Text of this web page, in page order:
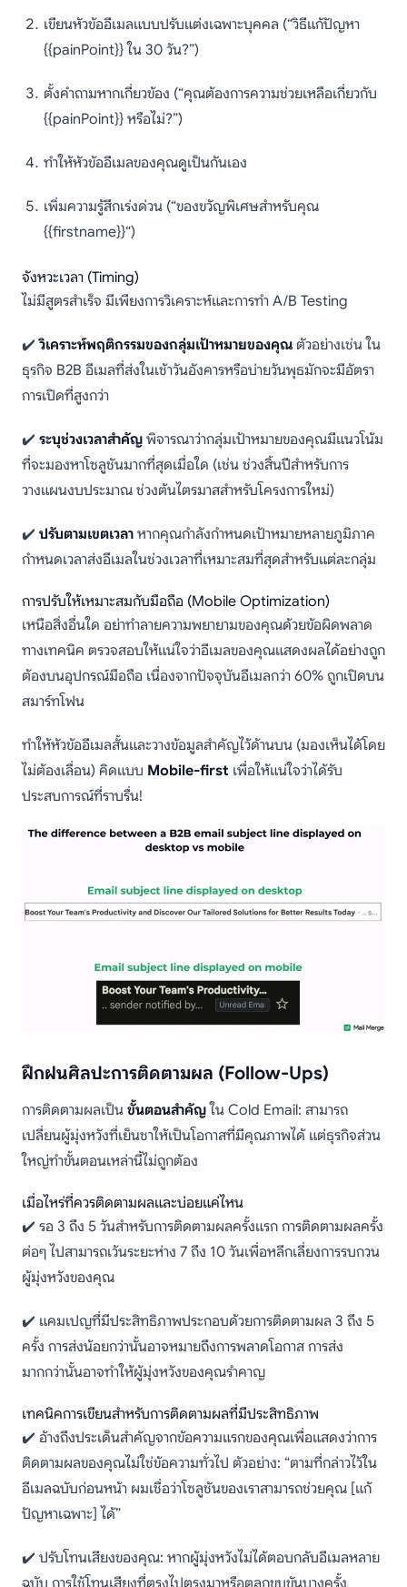
เขียนหัวข้ออีเมลแบบปรับแต่งเฉพาะบุคคล (“วิธีแก้ปัญหา
{{painPoint}} ใน 30 วัน?”)
ตั้งคำถามหากเกี่ยวข้อง (“คุณต้องการความช่วยเหลือเกี่ยวกับ
{{painPoint}} หรือไม่?”)
ทำให้หัวข้ออีเมลของคุณดูเป็นกันเอง
เพิ่มความรู้สึกเร่งด่วน (“ของขวัญพิเศษสำหรับคุณ
{{firstname}}“)
จังหวะเวลา (Timing)
ไม่มีสูตรสำเร็จ มีเพียงการวิเคราะห์และการทำ A/B Testing
✔️วิเคราะห์พฤติกรรมของกลุ่มเป้าหมายของคุณ ตัวอย่างเช่น ใน
ธุรกิจ B2B อีเมลที่ส่งในเช้าวันอังคารหรือบ่ายวันพุธมักจะมีอัตรา
การเปิดที่สูงกว่า
✔️ ระบุช่วงเวลาสำคัญ พิจารณาว่ากลุ่มเป้าหมายของคุณมีแนวโน้ม
ที่จะมองหาโซลูชันมากที่สุดเมื่อใด (เช่น ช่วงสิ้นปีสำหรับการ
วางแผนงบประมาณ ช่วงต้นไตรมาสสำหรับโครงการใหม่)
✔️ ปรับตามเขตเวลา หากคุณกำลังกำหนดเป้าหมายหลายภูมิภาค
กำหนดเวลาส่งอีเมลในช่วงเวลาที่เหมาะสมที่สุดสำหรับแต่ละกลุ่ม
การปรับให้เหมาะสมกับมือถือ (Mobile Optimization)
เหนือสิ่งอื่นใด อย่าทำลายความพยายามของคุณด้วยข้อผิดพลาด
ทางเทคนิค ตรวจสอบให้แน่ใจว่าอีเมลของคุณแสดงผลได้อย่างถูก
ต้องบนอุปกรณ์มือถือ เนื่องจากปัจจุบันอีเมลกว่า 60% ถูกเปิดบน
สมาร์ทโฟน
ทำให้หัวข้ออีเมลสั้นและวางข้อมูลสำคัญไว้ด้านบน (มองเห็นได้โดย
ไม่ต้องเลื่อน) คิดแบบ Mobile-first เพื่อให้แน่ใจว่าได้รับ
ประสบการณ์ที่ราบรื่น!
ฝึกฝนศิลปะการติดตามผล (Follow-Ups)
การติดตามผลเป็น ขั้นตอนสำคัญใน Cold Email: สามารถ
เปลี่ยนผู้มุ่งหวังที่เย็นชาให้เป็นโอกาสที่มีคุณภาพได้ แต่ธุรกิจส่วน
ใหญ่ทำขั้นตอนเหล่านี้ไม่ถูกต้อง
เมื่อไหร่ที่ควรติดตามผลและบ่อยแค่ไหน
✔️ รอ 3 ถึง 5 วันสำหรับการติดตามผลครั้งแรก การติดตามผลครั้ง
ต่อๆ ไปสามารถเว้นระยะห่าง 7 ถึง 10 วันเพื่อหลีกเลี่ยงการรบกวน
ผู้มุ่งหวังของคุณ
✔️ แคมเปญที่มีประสิทธิภาพประกอบด้วยการติดตามผล 3 ถึง 5
ครั้ง การส่งน้อยกว่านั้นอาจหมายถึงการพลาดโอกาส การส่ง
มากกว่านั้นอาจทำให้ผู้มุ่งหวังของคุณรำคาญ
เทคนิคการเขียนสำหรับการติดตามผลที่มีประสิทธิภาพ
✔️ อ้างถึงประเด็นสำคัญจากข้อความแรกของคุณเพื่อแสดงว่าการ
ติดตามผลของคุณไม่ใช่ข้อความทั่วไป ตัวอย่าง: “ตามที่กล่าวไว้ใน
อีเมลฉบับก่อนหน้า ผมเชื่อว่าโซลูชันของเราสามารถช่วยคุณ [แก้
ปัญหาเฉพาะ] ได้”
✔️ ปรับโทนเสียงของคุณ: หากผู้มุ่งหวังไม่ได้ตอบกลับอีเมลหลาย
ฉบับ การใช้โทนเสียงที่ตรงไปตรงมาหรือตลกขบขันบางครั้ง